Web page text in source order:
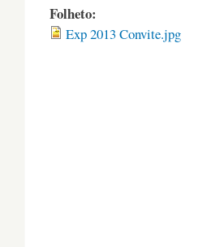
Folheto:
Exp 2013 Convite.jpg